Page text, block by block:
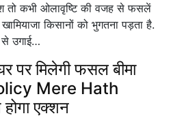
तो कभी ओलावृष्टि की वजह से फसलें
किसानों को भुगतना पड़ता है.
से उगाई…
पर मिलेगी फसल बीमा
Mere Hath
एक्शन